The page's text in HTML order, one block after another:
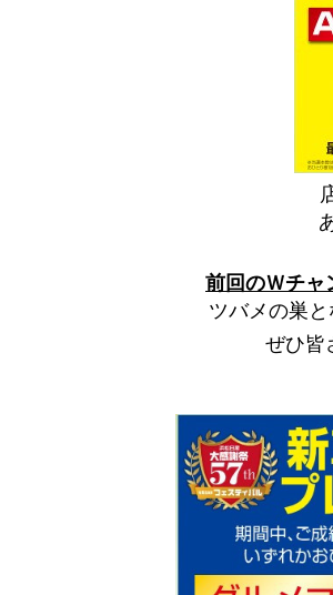
前回のＷチャ
ツバメの巣
ぜひ皆